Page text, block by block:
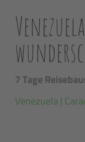
7 Tage
Venezuela |